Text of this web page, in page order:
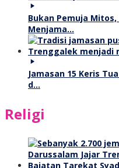
Bukan Pemuja
Menjama…
Jamasan 15 Keris
d…
Religi